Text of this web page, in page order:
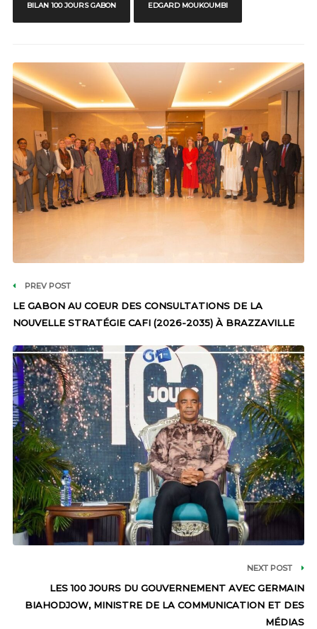
BILAN 100 JOURS GABON EDGARD MOUKOUMBI
PREV POST
LE GABON AU COEUR DES CONSULTATIONS DE LA
NOUVELLE STRATÉGIE CAFI (2026-2035) À BRAZZAVILLE
NEXT POST
LES 100 JOURS DU GOUVERNEMENT AVEC GERMAIN
BIAHODJOW, MINISTRE DE LA COMMUNICATION ET DES
MÉDIAS